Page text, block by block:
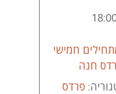
חמישי
חנה
פרדס